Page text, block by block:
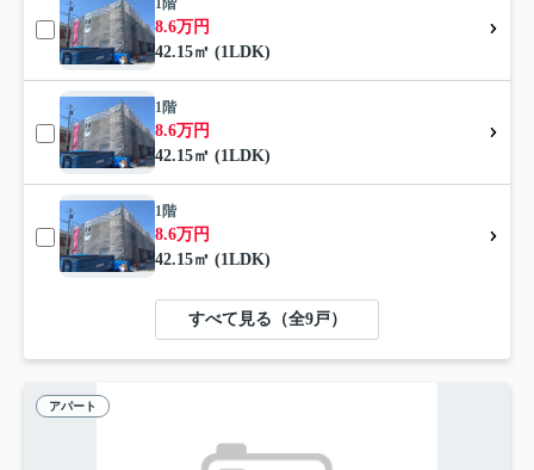
1階
8.6万円
42.15㎡ (1LDK)
1階
8.6万円
42.15㎡ (1LDK)
1階
8.6万円
42.15㎡ (1LDK)
すべて見る（全9戸）
アパート